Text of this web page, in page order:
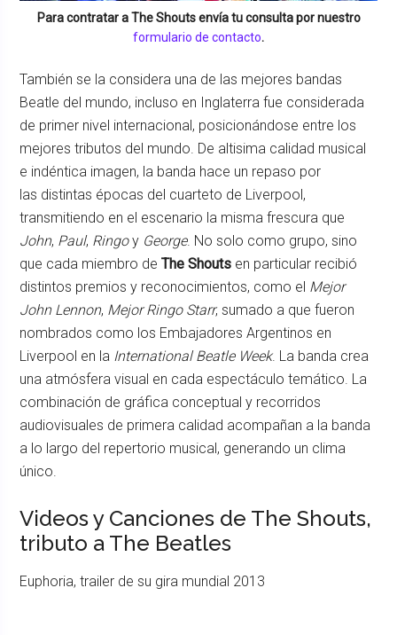
Para contratar aThe Shoutsenvía tu consulta por nuestro
formulario de contacto.
También se la considera una de las mejores bandas
Beatle del mundo, incluso en Inglaterra fue considerada
de primer nivel internacional, posicionándose entre los
mejores tributos del mundo. De altisima calidad musical
e indéntica imagen, la banda hace un repaso por
las distintas épocas del cuarteto de Liverpool,
transmitiendo en el escenario la misma frescura que
John, Paul, Ringoy George. No solo como grupo, sino
que cada miembro deThe Shouts en particular recibió
distintos premios y reconocimientos, como el Mejor
John Lennon, Mejor Ringo Starr, sumado a que fueron
nombrados como los Embajadores Argentinos en
Liverpool en la International Beatle Week. La banda crea
una atmósfera visual en cada espectáculo temático. La
combinación de gráfica conceptual y recorridos
audiovisuales de primera calidad acompañan a la banda
a lo largo del repertorio musical, generando un clima
único.
Videos y Canciones de The Shouts,
tributo a The Beatles
Euphoria, trailer de su gira mundial 2013